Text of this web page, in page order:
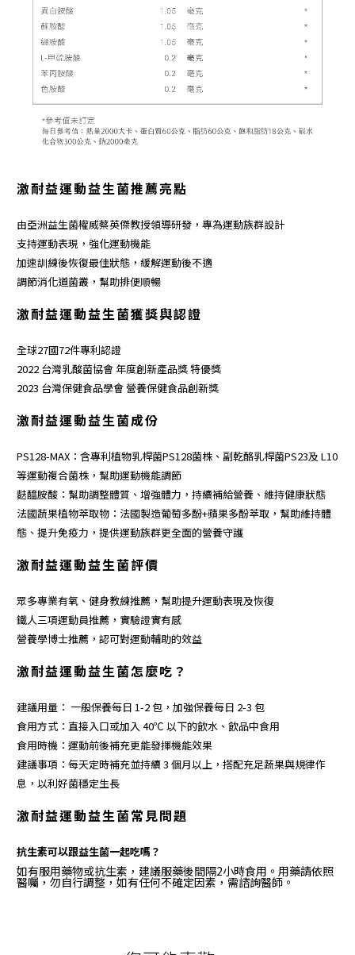
激耐益運動益生菌推薦亮點
由亞洲益生菌權威蔡英傑教授領導研發，專為運動族群設計
支持運動表現，強化運動機能
加速訓練後恢復最佳狀態，緩解運動後不適
調節消化道菌叢，幫助排便順暢
激耐益運動益生菌獲獎與認證
全球27國72件專利認證
2022 台灣乳酸菌協會年度創新產品獎特優獎
2023 台灣保健食品學會營養保健食品創新獎
激耐益運動益生菌成份
PS128-MAX：含專利植物乳桿菌PS128菌株 、 副乾酪乳桿菌PS23及 L10
等運動複合菌株，幫助運動機能調節
麩醯胺酸：幫助調整體質、增強體力，持續補給營養、維持健康狀態
法國蔬果植物萃取物 ：法國製造葡萄多酚+蘋果多酚萃取，幫助維持體
態、提升免疫力，提供運動族群更全面的營養守護
激耐益運動益生菌評價
眾多專業有氧、 健身教練推薦 ，幫助提升運動表現及恢復
鐵人三項運動員推薦，實驗證實有感
營養學博士推薦，認可對運動輔助的效益
激耐益運動益生菌怎麼吃？
建議用量： 一般保養每日 1-2 包，加強保養每日 2-3 包
食用方式：直接入口或加入 40℃ 以下的飲水、飲品中食用
食用時機：運動前後補充更能發揮機能效果
建議事項：每天定時補充並持續 3 個月以上，搭配充足蔬果與規律作
息，以利好菌穩定生長
激耐益運動益生菌常見問題
抗生素可以跟益生菌一起吃嗎？
如有服用藥物或抗生素，建議服藥後間隔2小時食用。用藥請依照
醫囑，勿自行調整，如有任何不確定因素，需諮詢醫師。